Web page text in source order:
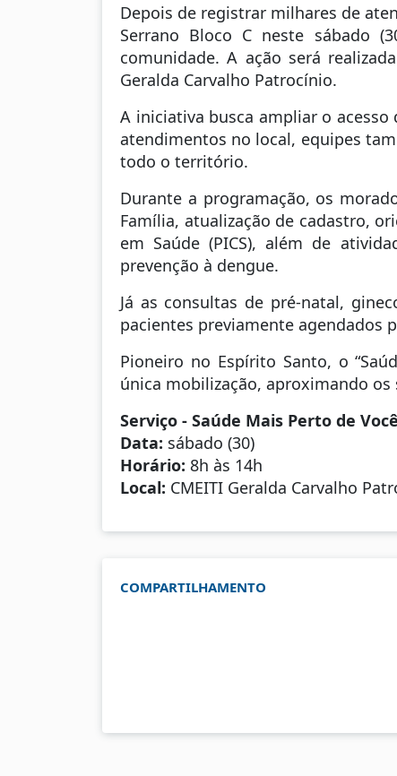
Depois de registrar milhares de
Serrano Bloco C neste sábado
comunidade. A ação será
Geralda Carvalho Patrocínio.
A iniciativa busca ampliar o
atendimentos no local, equipes
todo o território.
Durante a programação, os
Família, atualização de cadastro,
em Saúde (PICS), além de
prevenção à dengue.
Já as consultas de pré-natal,
pacientes previamente agendados
Pioneiro no Espírito Santo, o
única mobilização, aproximando
Serviço - Saúde Mais Perto de Você
Data: sábado (30)
Horário: 8h às 14h
Local: CMEITI Geralda Carvalho
COMPARTILHAMENTO